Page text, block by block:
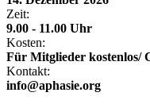
Zeit:
9.00 - 11.00 Uhr
Kosten:
Für Mitglieder kostenlos/
Kontakt:
info@aphasie.org